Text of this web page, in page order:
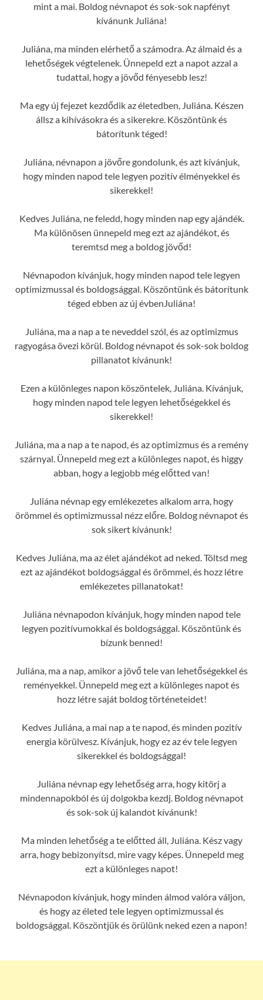
mint a mai. Boldog névnapot és sok-sok napfényt
kívánunk Juliána!
Juliána, ma minden elérhető a számodra. Az álmaid és a
lehetőségek végtelenek. Ünnepeld ezt a napot azzal a
tudattal, hogy a jövőd fényesebb lesz!
Ma egy új fejezet kezdődik az életedben, Juliána. Készen
állsz a kihívásokra és a sikerekre. Köszöntünk és
bátorítunk téged!
Juliána, névnapon a jövőre gondolunk, és azt kívánjuk,
hogy minden napod tele legyen pozitív élményekkel és
sikerekkel!
Kedves Juliána, ne feledd, hogy minden nap egy ajándék.
Ma különösen ünnepeld meg ezt az ajándékot, és
teremtsd meg a boldog jövőd!
Névnapodon kívánjuk, hogy minden napod tele legyen
optimizmussal és boldogsággal. Köszöntünk és bátorítunk
téged ebben az új évbenJuliána!
Juliána, ma a nap a te neveddel szól, és az optimizmus
ragyogása övezi körül. Boldog névnapot és sok-sok boldog
pillanatot kívánunk!
Ezen a különleges napon köszöntelek, Juliána. Kívánjuk,
hogy minden napod tele legyen lehetőségekkel és
sikerekkel!
Juliána, ma a nap a te napod, és az optimizmus és a remény
szárnyal. Ünnepeld meg ezt a különleges napot, és higgy
abban, hogy a legjobb még előtted van!
Juliána névnap egy emlékezetes alkalom arra, hogy
örömmel és optimizmussal nézz előre. Boldog névnapot és
sok sikert kívánunk!
Kedves Juliána, ma az élet ajándékot ad neked. Töltsd meg
ezt az ajándékot boldogsággal és örömmel, és hozz létre
emlékezetes pillanatokat!
Juliána névnapodon kívánjuk, hogy minden napod tele
legyen pozitívumokkal és boldogsággal. Köszöntünk és
bízunk benned!
Juliána, ma a nap, amikor a jövő tele van lehetőségekkel és
reményekkel. Ünnepeld meg ezt a különleges napot és
hozz létre saját boldog történeteidet!
Kedves Juliána, a mai nap a te napod, és minden pozitív
energia körülvesz. Kívánjuk, hogy ez az év tele legyen
sikerekkel és boldogsággal!
Juliána névnap egy lehetőség arra, hogy kitörj a
mindennapokból és új dolgokba kezdj. Boldog névnapot
és sok-sok új kalandot kívánunk!
Ma minden lehetőség a te előtted áll, Juliána. Kész vagy
arra, hogy bebizonyítsd, mire vagy képes. Ünnepeld meg
ezt a különleges napot!
Névnapodon kívánjuk, hogy minden álmod valóra váljon,
és hogy az életed tele legyen optimizmussal és
boldogsággal. Köszöntjük és örülünk neked ezen a napon!